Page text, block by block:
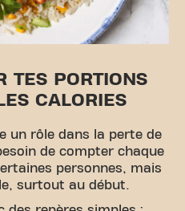
TES PORTIONS
CALORIES
un rôle dans la perte de
de compter chaque
personnes, mais
surtout au début.